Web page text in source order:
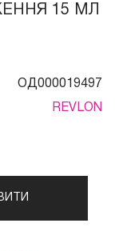
15 МЛ
ОД000019497
REVLON